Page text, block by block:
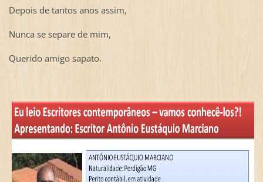
Depois de tantos anos assim,
Nunca se separe de mim,
Querido amigo sapato.